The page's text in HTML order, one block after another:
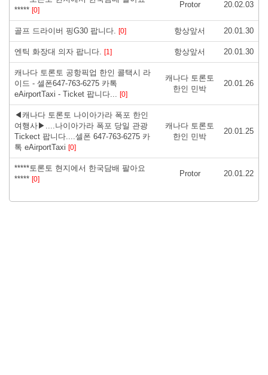
***** [0]
Protor 20.02.03
골프 드라이버 핑G30 팝니다. [0] 항상앞서 20.01.30
엔틱 화장대 의자 팝니다. [1] 항상앞서 20.01.30
캐나다 토론토 공항픽업 한인 콜택시 라
이드 - 셀폰647-763-6275 카톡
eAirportTaxi - Ticket 팝니다... [0]
캐나다 토론토
한인 민박
20.01.26
◀캐나다 토론토 나이아가라 폭포 한인
여행사▶....나이아가라 폭포 당일 관광
Tickect 팝니다....셀폰 647-763-6275 카
톡 eAirportTaxi [0]
캐나다 토론토
한인 민박
20.01.25
*****토론토 현지에서 한국담배 팔아요
***** [0]
Protor 20.01.22